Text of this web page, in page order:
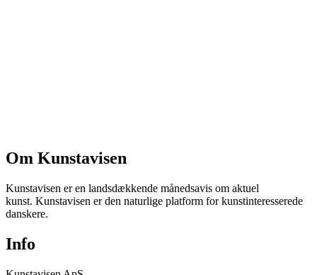
Om Kunstavisen
Kunstavisen er en landsdækkende månedsavis om aktuel
kunst. Kunstavisen er den naturlige platform for kunstinteresserede
danskere.
Info